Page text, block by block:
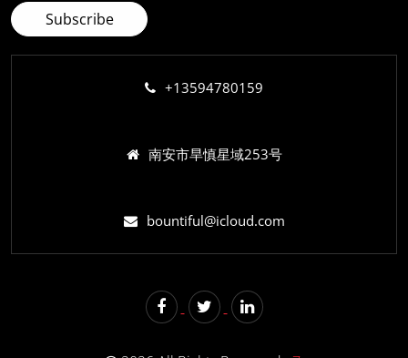
+13594780159
南安市旱慎星域253号
bountiful@icloud.com